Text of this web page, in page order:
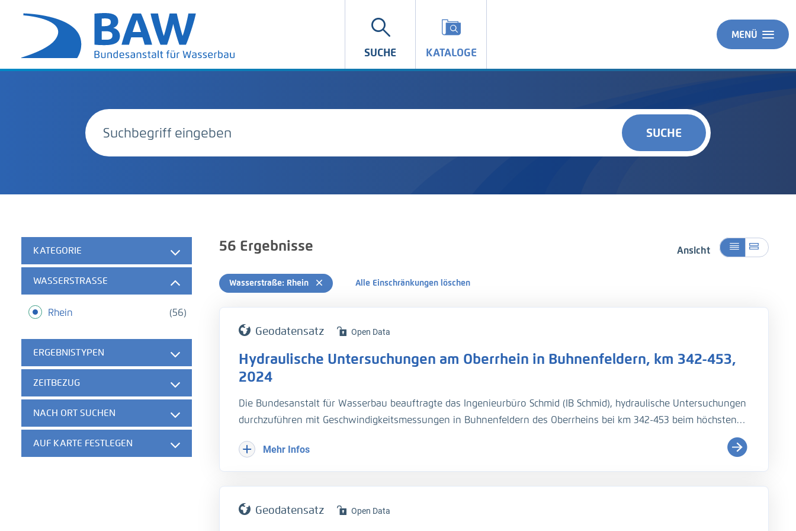
SUCHE KATALOGE
MENÜ
SUCHE
KATEGORIE
WASSERSTRASSE
(56)
Rhein
ERGEBNISTYPEN
ZEITBEZUG
NACH ORT SUCHEN
AUF KARTE FESTLEGEN
56 Ergebnisse Ansicht
Wasserstraße: Rhein Alle Einschränkungen löschen
Geodatensatz Open Data
Hydraulische Untersuchungen am Oberrhein in Buhnenfeldern, km 342-453,
2024
Die Bundesanstalt für Wasserbau beauftragte das Ingenieurbüro Schmid (IB Schmid), hydraulische Untersuchungen
durchzuführen mit Geschwindigkeitsmessungen in Buhnenfeldern des Oberrheins bei km 342-453 beim höchsten
Flächenhafte Geschwindigkeitsaufnahme, Querprofilmessung, Längsprofilmessung, 26. bis 28.01.2024
- Wasserspiegelfixierung (H_WSP)
- Querprofilmessung (H_Sohle)
Mehr Infos
Geodatensatz Open Data